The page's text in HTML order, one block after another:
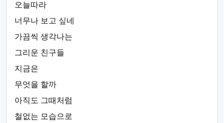
오늘따라
너무나 보고 싶네
가끔씩 생각나는
그리운 친구들
지금은
무엇을 할까
아직도 그때처럼
철없는 모습으로